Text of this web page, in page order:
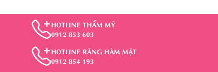
HOTLINE THẨM MỸ
0912 853 603
HOTLINE RĂNG HÀM MẶT
0912 854 193